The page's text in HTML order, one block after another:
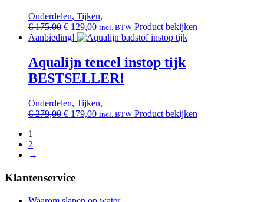
Onderdelen, Tijken,
€175,00 Oorspronkelijke
prijs
€ 175,00.
€ 129,00Huidige
prijs
€ 129,00.
incl. BTW Product bekijken
Aanbieding!
Aqualijn tencel instop tijk
BESTSELLER!
Onderdelen, Tijken,
€279,00 Oorspronkelijke
€ 179,00Huidige
incl. BTW Product bekijken
1
2
→
Klantenservice